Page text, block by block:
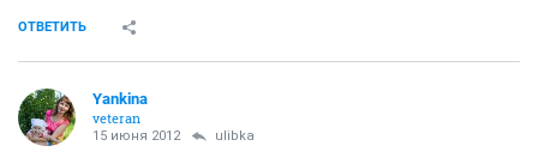
ОТВЕТИТЬ
Yankina
veteran
15 июня 2012 ulibka